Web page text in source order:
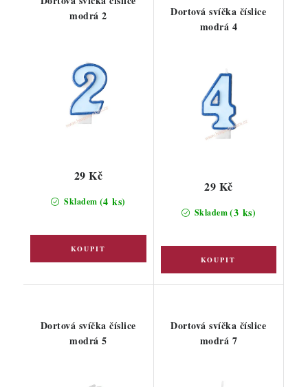
modrá 2
Skladem (4 ks)
29 Kč
Dortová svíčka číslice
modrá 4
Skladem(3 ks)
29 Kč
Dortová svíčka číslice
modrá 5
Dortová svíčka číslice
modrá 7